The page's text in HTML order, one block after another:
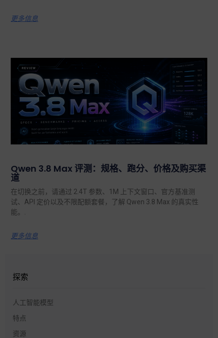
更多信息
Qwen 3.8 Max 评测：规格、跑分、价格及购买渠
道
在切换之前，请通过 2.4T 参数、1M 上下文窗口、官方基准测
试、API 定价以及不限配额套餐，了解 Qwen 3.8 Max 的真实性
能。.
更多信息
探索
人工智能模型
特点
资源